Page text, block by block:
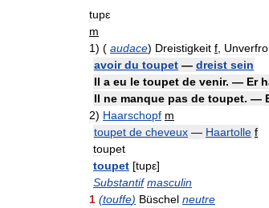
tupɛ
m
1) ( audace) Dreistigkeit f
avoir du toupet — dreist sein
Il a eu le toupet de venir. — Er
Il ne manque pas de toupet. —
2) Haarschopf m
toupet de cheveux — Haartolle f
toupet
toupet [tupε]
Substantif masculin
1 (touffe) Büschel neutre